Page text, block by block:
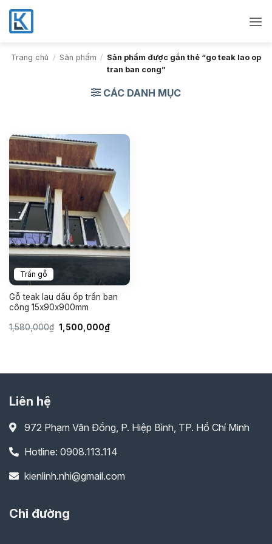
Bỏ
qua
nội
dungTrang chủ / Sản phẩm / Sản phẩm được gắn thẻ “go teak lao op
tran ban cong”
CÁC DANH MỤC
Trần gỗ
Gỗ teak lau dầu ốp trần ban
công 15x90x900mm
1,580,000₫ Giá
gốc
1,500,000₫Giá
hiện
Liên hệ
972 Phạm Văn Đồng, P. Hiệp Bình, TP. Hồ Chí Minh
Hotline: 0908.113.114
kienlinh.nhi@gmail.com
Chỉ đường